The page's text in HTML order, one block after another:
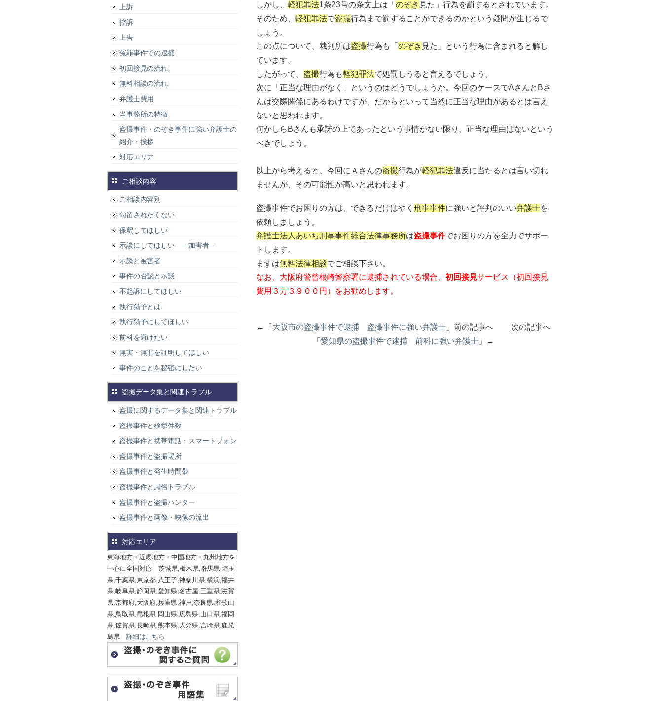
しかし、 軽犯罪法1条23号の条文上は「 のぞき 見た」行為を罰するとされています。
そのため、 軽犯罪法で盗撮行為まで罰することができるのかという疑問が生じるで
しょう。
この点について、裁判所は盗撮行為も「 のぞき 見た」という行為に含まれると解し
ています。
したがって、 盗撮行為も軽犯罪法で処罰しうると言えるでしょう。
次に「正当な理由がなく」というのはどうでしょうか。今回のケースでAさんとBさ
んは交際関係にあるわけですが、だからといって当然に正当な理由があるとは言え
ないと思われます。
何かしらBさんも承諾の上であったという事情がない限り、正当な理由はないという
べきでしょう。
以上から考えると、今回にＡさんの盗撮行為が軽犯罪法違反に当たるとは言い切れ
ませんが、その可能性が高いと思われます。
盗撮事件でお困りの方は、できるだけはやく 刑事事件に強いと評判のいい弁護士を
依頼しましょう。
弁護士法人あいち刑事事件総合法律事務所は盗撮事件でお困りの方を全力でサポー
トします。
まずは無料法律相談でご相談下さい。
なお、大阪府警曾根崎警察署に逮捕されている場合、 初回接見サービス（初回接見
費用３万３９００円）をお勧めします。
←「 大阪市の盗撮事件で逮捕 盗撮事件に強い弁護士 」前の記事へ 次の記事へ
「 愛知県の盗撮事件で逮捕 前科に強い弁護士 」→
上訴
控訴
上告
冤罪事件での逮捕
初回接見の流れ
無料相談の流れ
弁護士費用
当事務所の特徴
盗撮事件・のぞき事件に強い弁護士の
紹介・挨拶
対応エリア
ご相談内容
ご相談内容別
勾留されたくない
保釈してほしい
示談にしてほしい ―加害者―
示談と被害者
事件の否認と示談
不起訴にしてほしい
執行猶予とは
執行猶予にしてほしい
前科を避けたい
無実・無罪を証明してほしい
事件のことを秘密にしたい
盗撮データ集と関連トラブル
盗撮に関するデータ集と関連トラブル
盗撮事件と検挙件数
盗撮事件と携帯電話・スマートフォン
盗撮事件と盗撮場所
盗撮事件と発生時間帯
盗撮事件と風俗トラブル
盗撮事件と盗撮ハンター
盗撮事件と画像・映像の流出
対応エリア
東海地方・近畿地方・中国地方・九州地方を
中心に全国対応 茨城県,栃木県,群馬県,埼玉
県,千葉県,東京都,八王子,神奈川県,横浜,福井
県,岐阜県,静岡県,愛知県,名古屋,三重県,滋賀
県,京都府,大阪府,兵庫県,神戸,奈良県,和歌山
県,鳥取県,島根県,岡山県,広島県,山口県,福岡
県,佐賀県,長崎県,熊本県,大分県,宮崎県,鹿児
島県 詳細はこちら